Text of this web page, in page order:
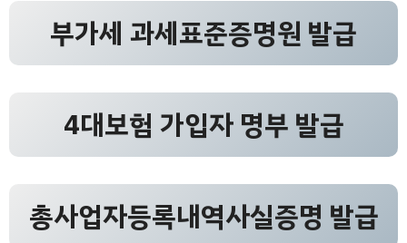
부가세 과세표준증명원 발급
4대보험 가입자 명부 발급
총사업자등록내역사실증명 발급